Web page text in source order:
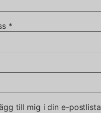
*
till mig i din e-postlista